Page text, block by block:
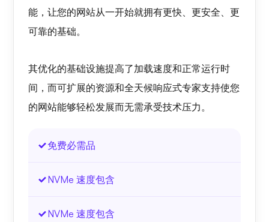
能，让您的网站从一开始就拥有更快、更安全、更
可靠的基础。
其优化的基础设施提高了加载速度和正常运行时
间，而可扩展的资源和全天候响应式专家支持使您
的网站能够轻松发展而无需承受技术压力。
免费必需品
NVMe 速度包含
NVMe 速度包含